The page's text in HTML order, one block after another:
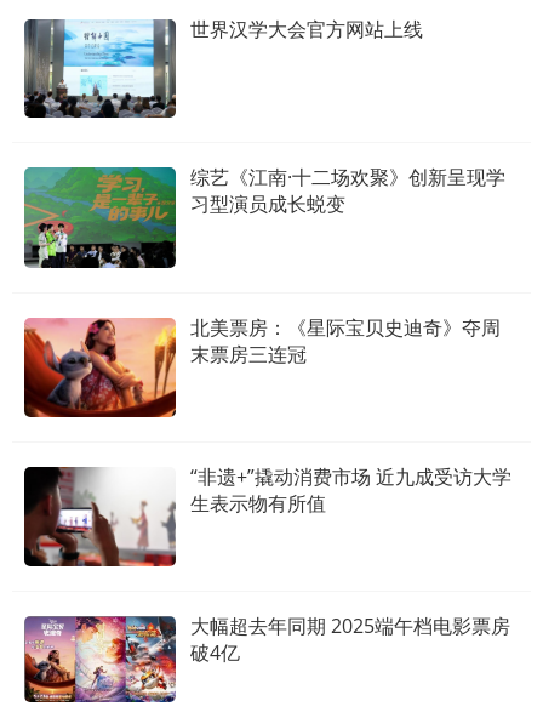
世界汉学大会官方网站上线
综艺《江南·十二场欢聚》创新呈现学
习型演员成长蜕变
北美票房：《星际宝贝史迪奇》夺周
末票房三连冠
“非遗+”撬动消费市场 近九成受访大学
生表示物有所值
大幅超去年同期 2025端午档电影票房
破4亿